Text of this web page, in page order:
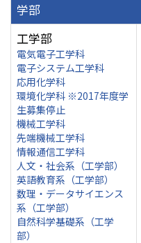
学部
工学部
電気電子工学科
電子システム工学科
応用化学科
環境化学科 ※2017年度学
生募集停止
機械工学科
先端機械工学科
情報通信工学科
人文・社会系（工学部）
英語教育系（工学部）
数理・データサイエンス
系（工学部）
自然科学基礎系（工学
部）